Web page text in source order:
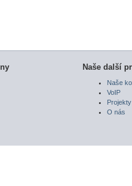
Naše další
Naše
VoIP
Projekty
O nás